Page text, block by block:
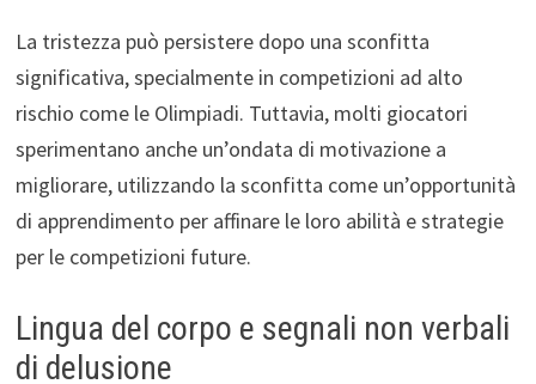
La tristezza può persistere dopo una sconfitta
significativa, specialmente in competizioni ad alto
rischio come le Olimpiadi. Tuttavia, molti giocatori
sperimentano anche un’ondata di motivazione a
migliorare, utilizzando la sconfitta come un’opportunità
di apprendimento per affinare le loro abilità e strategie
per le competizioni future.
Lingua del corpo e segnali non verbali
di delusione